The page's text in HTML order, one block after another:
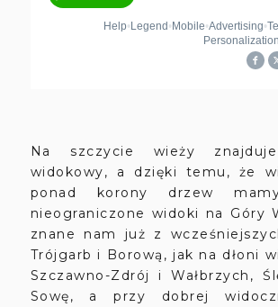
Na szczycie wieży
widokowy, a dzięki temu, że
ponad korony drzew
nieograniczone widoki na Góry
znane nam już z
Trójgarb i Borową, jak na dłoni
Szczawno-Zdrój i Wałbrzych,
Sowę, a przy dobrej